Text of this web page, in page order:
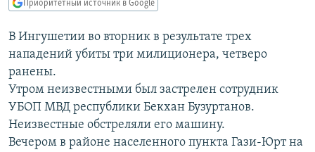
навигации
Вернутся
поиску
IDEL.РЕАЛИИ
КАВКАЗ.РЕАЛИИ
СЕВЕР.РЕАЛИИ
СИБИРЬ.РЕАЛИИ
РАСПИСАНИЕ ВЕЩАНИЯ
ПОДПИШИТЕСЬ НА РАССЫЛКУ
Приоритетный источник в Google
В Ингушетии во вторник в результате трех
нападений убиты три милиционера, четверо
ранены.
Утром неизвестными был застрелен сотрудник
УБОП МВД республики Бекхан Бузуртанов.
Неизвестные обстреляли его машину.
Вечером в районе населенного пункта Гази-Юрт на